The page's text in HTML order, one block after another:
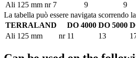
Ali 125 mm nr 7 9
9
La tabella può essere navigata scorrendo
TERRALAND
DO 4000 DO 5000
Ali 125 mm
nr 11 13